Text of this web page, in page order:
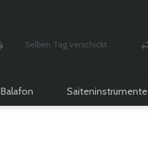
Selben Tag verschickt
Balafon Saiteninstrumente